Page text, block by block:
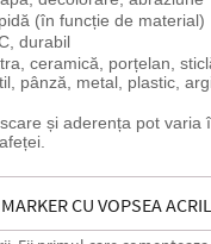
(în funcție de material)
durabil
ceramică, porțelan,
pânză, metal, plastic,
și aderența pot varia
CU VOPSEA